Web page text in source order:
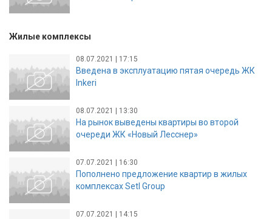
Жилые комплексы
08.07.2021 | 17:15
Введена в эксплуатацию пятая очередь ЖК
Inkeri
08.07.2021 | 13:30
На рынок выведены квартиры во второй
очереди ЖК «Новый Лесснер»
07.07.2021 | 16:30
Пополнено предложение квартир в жилых
комплексах Setl Group
07.07.2021 | 14:15